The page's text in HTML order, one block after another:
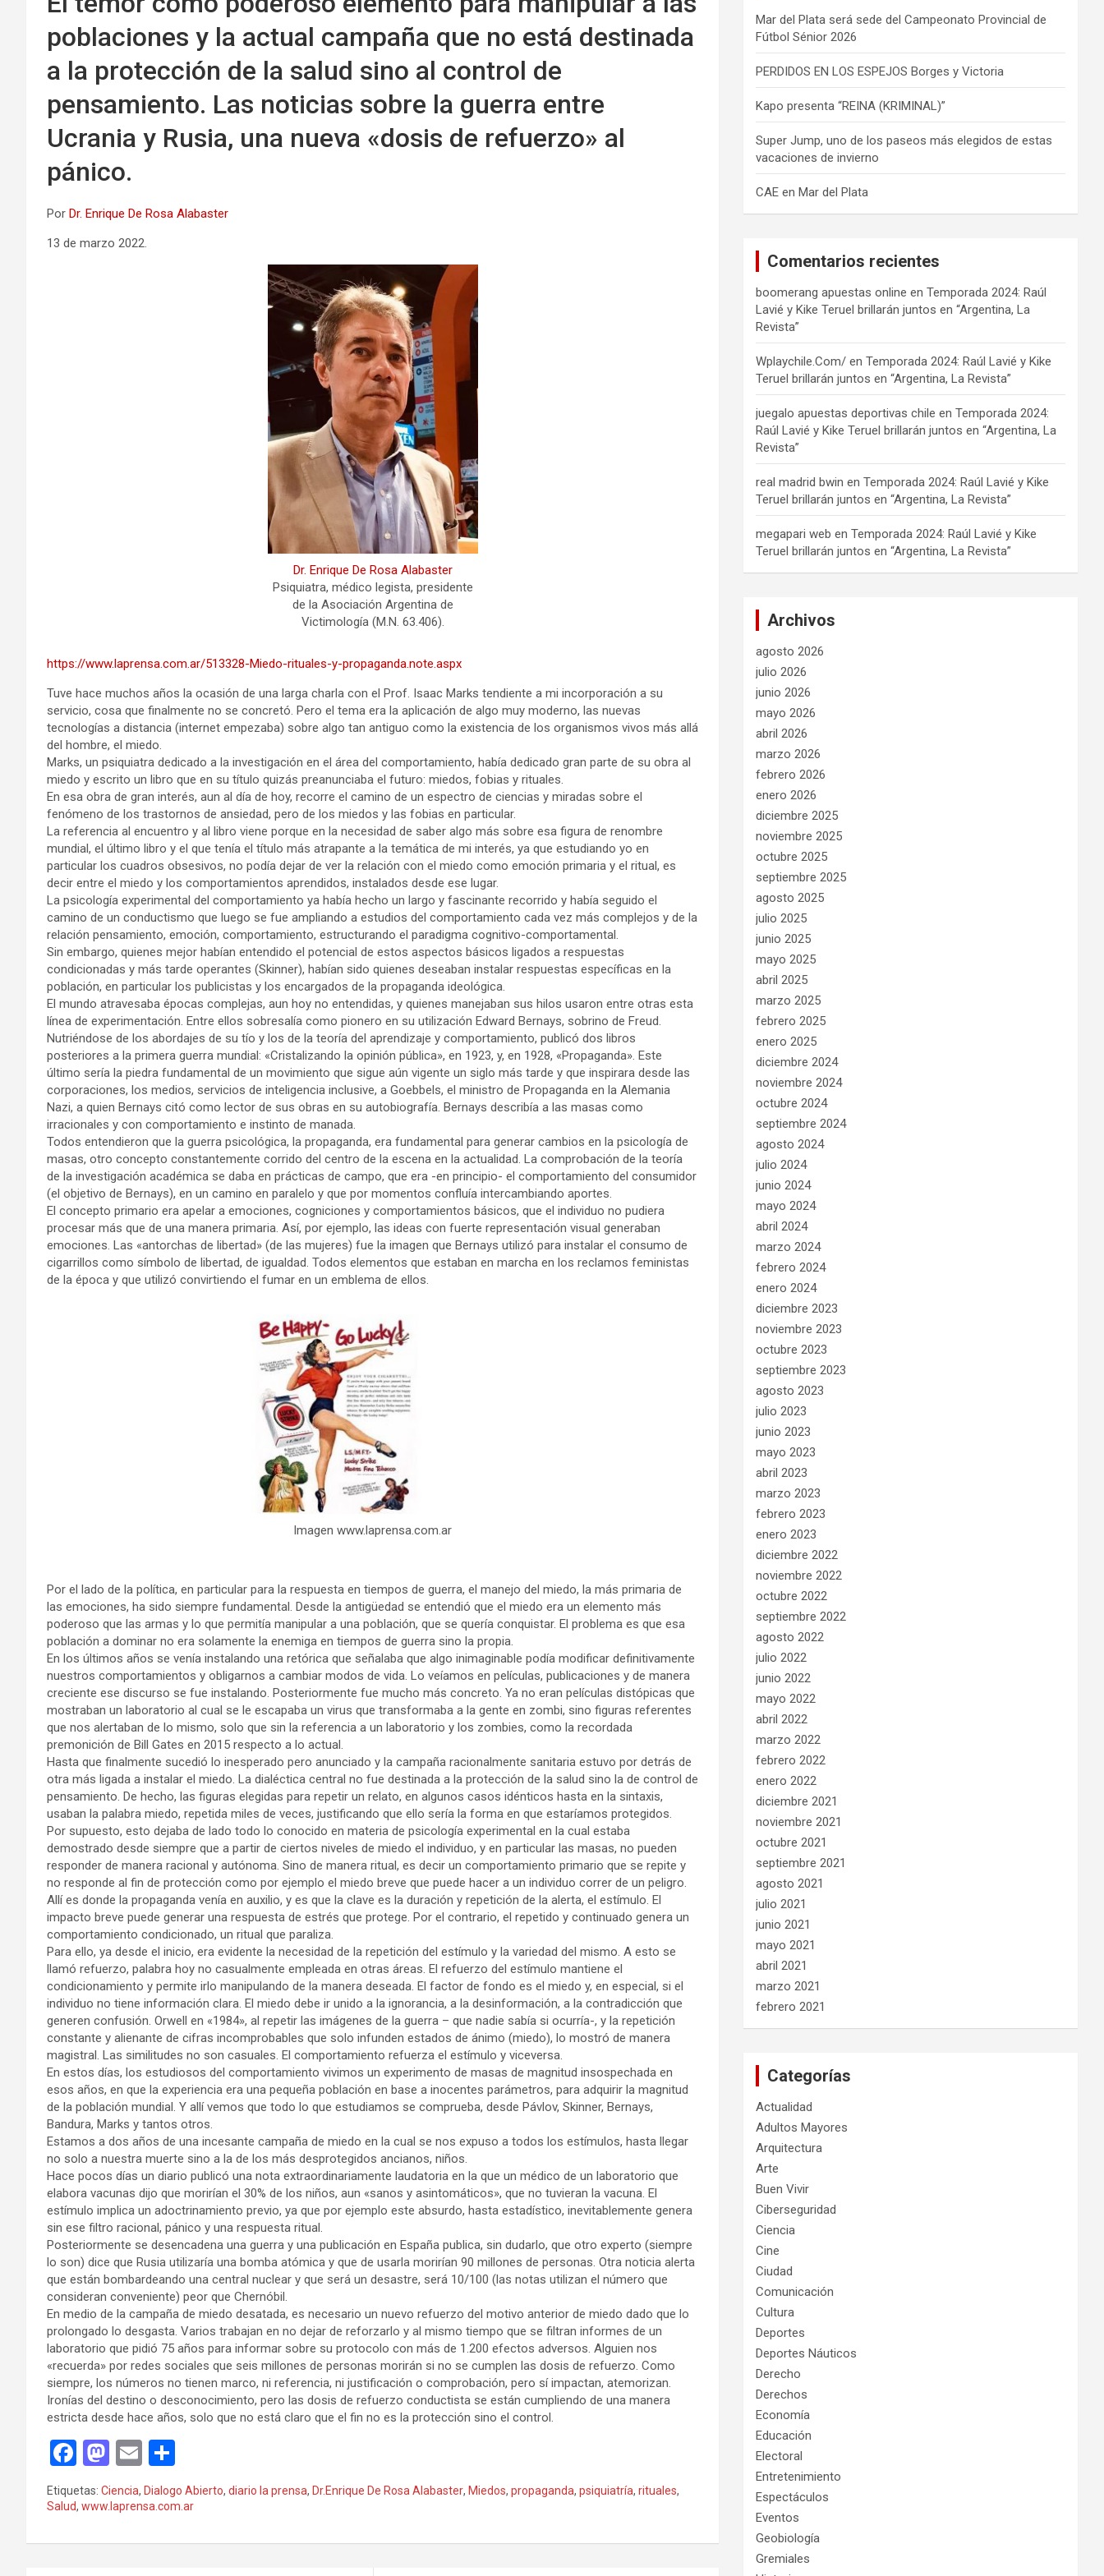
poblaciones y la actual campaña que no está destinada
a la protección de la salud sino al control de
pensamiento. Las noticias sobre la guerra entre
Ucrania y Rusia, una nueva «dosis de refuerzo» al
pánico.
Por Dr. Enrique De Rosa Alabaster
13 de marzo 2022.
Dr. Enrique De Rosa Alabaster
Psiquiatra, médico legista, presidente
de la Asociación Argentina de
Victimología (M.N. 63.406).
https://www.laprensa.com.ar/513328-Miedo-rituales-y-propaganda.note.aspx
Tuve hace muchos años la ocasión de una larga charla con el Prof. Isaac Marks tendiente a mi incorporación a su
servicio, cosa que finalmente no se concretó. Pero el tema era la aplicación de algo muy moderno, las nuevas
tecnologías a distancia (internet empezaba) sobre algo tan antiguo como la existencia de los organismos vivos más allá
del hombre, el miedo.
Marks, un psiquiatra dedicado a la investigación en el área del comportamiento, había dedicado gran parte de su obra al
miedo y escrito un libro que en su título quizás preanunciaba el futuro: miedos, fobias y rituales.
En esa obra de gran interés, aun al día de hoy, recorre el camino de un espectro de ciencias y miradas sobre el
fenómeno de los trastornos de ansiedad, pero de los miedos y las fobias en particular.
La referencia al encuentro y al libro viene porque en la necesidad de saber algo más sobre esa figura de renombre
mundial, el último libro y el que tenía el título más atrapante a la temática de mi interés, ya que estudiando yo en
particular los cuadros obsesivos, no podía dejar de ver la relación con el miedo como emoción primaria y el ritual, es
decir entre el miedo y los comportamientos aprendidos, instalados desde ese lugar.
La psicología experimental del comportamiento ya había hecho un largo y fascinante recorrido y había seguido el
camino de un conductismo que luego se fue ampliando a estudios del comportamiento cada vez más complejos y de la
relación pensamiento, emoción, comportamiento, estructurando el paradigma cognitivo-comportamental.
Sin embargo, quienes mejor habían entendido el potencial de estos aspectos básicos ligados a respuestas
condicionadas y más tarde operantes (Skinner), habían sido quienes deseaban instalar respuestas específicas en la
población, en particular los publicistas y los encargados de la propaganda ideológica.
El mundo atravesaba épocas complejas, aun hoy no entendidas, y quienes manejaban sus hilos usaron entre otras esta
línea de experimentación. Entre ellos sobresalía como pionero en su utilización Edward Bernays, sobrino de Freud.
Nutriéndose de los abordajes de su tío y los de la teoría del aprendizaje y comportamiento, publicó dos libros
posteriores a la primera guerra mundial: «Cristalizando la opinión pública», en 1923, y, en 1928, «Propaganda». Este
último sería la piedra fundamental de un movimiento que sigue aún vigente un siglo más tarde y que inspirara desde las
corporaciones, los medios, servicios de inteligencia inclusive, a Goebbels, el ministro de Propaganda en la Alemania
Nazi, a quien Bernays citó como lector de sus obras en su autobiografía. Bernays describía a las masas como
irracionales y con comportamiento e instinto de manada.
Todos entendieron que la guerra psicológica, la propaganda, era fundamental para generar cambios en la psicología de
masas, otro concepto constantemente corrido del centro de la escena en la actualidad. La comprobación de la teoría
de la investigación académica se daba en prácticas de campo, que era -en principio- el comportamiento del consumidor
(el objetivo de Bernays), en un camino en paralelo y que por momentos confluía intercambiando aportes.
El concepto primario era apelar a emociones, cogniciones y comportamientos básicos, que el individuo no pudiera
procesar más que de una manera primaria. Así, por ejemplo, las ideas con fuerte representación visual generaban
emociones. Las «antorchas de libertad» (de las mujeres) fue la imagen que Bernays utilizó para instalar el consumo de
cigarrillos como símbolo de libertad, de igualdad. Todos elementos que estaban en marcha en los reclamos feministas
de la época y que utilizó convirtiendo el fumar en un emblema de ellos.
Imagen www.laprensa.com.ar
Por el lado de la política, en particular para la respuesta en tiempos de guerra, el manejo del miedo, la más primaria de
las emociones, ha sido siempre fundamental. Desde la antigüedad se entendió que el miedo era un elemento más
poderoso que las armas y lo que permitía manipular a una población, que se quería conquistar. El problema es que esa
población a dominar no era solamente la enemiga en tiempos de guerra sino la propia.
En los últimos años se venía instalando una retórica que señalaba que algo inimaginable podía modificar definitivamente
nuestros comportamientos y obligarnos a cambiar modos de vida. Lo veíamos en películas, publicaciones y de manera
creciente ese discurso se fue instalando. Posteriormente fue mucho más concreto. Ya no eran películas distópicas que
mostraban un laboratorio al cual se le escapaba un virus que transformaba a la gente en zombi, sino figuras referentes
que nos alertaban de lo mismo, solo que sin la referencia a un laboratorio y los zombies, como la recordada
premonición de Bill Gates en 2015 respecto a lo actual.
Hasta que finalmente sucedió lo inesperado pero anunciado y la campaña racionalmente sanitaria estuvo por detrás de
otra más ligada a instalar el miedo. La dialéctica central no fue destinada a la protección de la salud sino la de control de
pensamiento. De hecho, las figuras elegidas para repetir un relato, en algunos casos idénticos hasta en la sintaxis,
usaban la palabra miedo, repetida miles de veces, justificando que ello sería la forma en que estaríamos protegidos.
Por supuesto, esto dejaba de lado todo lo conocido en materia de psicología experimental en la cual estaba
demostrado desde siempre que a partir de ciertos niveles de miedo el individuo, y en particular las masas, no pueden
responder de manera racional y autónoma. Sino de manera ritual, es decir un comportamiento primario que se repite y
no responde al fin de protección como por ejemplo el miedo breve que puede hacer a un individuo correr de un peligro.
Allí es donde la propaganda venía en auxilio, y es que la clave es la duración y repetición de la alerta, el estímulo. El
impacto breve puede generar una respuesta de estrés que protege. Por el contrario, el repetido y continuado genera un
comportamiento condicionado, un ritual que paraliza.
Para ello, ya desde el inicio, era evidente la necesidad de la repetición del estímulo y la variedad del mismo. A esto se
llamó refuerzo, palabra hoy no casualmente empleada en otras áreas. El refuerzo del estímulo mantiene el
condicionamiento y permite irlo manipulando de la manera deseada. El factor de fondo es el miedo y, en especial, si el
individuo no tiene información clara. El miedo debe ir unido a la ignorancia, a la desinformación, a la contradicción que
generen confusión. Orwell en «1984», al repetir las imágenes de la guerra – que nadie sabía si ocurría-, y la repetición
constante y alienante de cifras incomprobables que solo infunden estados de ánimo (miedo), lo mostró de manera
magistral. Las similitudes no son casuales. El comportamiento refuerza el estímulo y viceversa.
En estos días, los estudiosos del comportamiento vivimos un experimento de masas de magnitud insospechada en
esos años, en que la experiencia era una pequeña población en base a inocentes parámetros, para adquirir la magnitud
de la población mundial. Y allí vemos que todo lo que estudiamos se comprueba, desde Pávlov, Skinner, Bernays,
Bandura, Marks y tantos otros.
Estamos a dos años de una incesante campaña de miedo en la cual se nos expuso a todos los estímulos, hasta llegar
no solo a nuestra muerte sino a la de los más desprotegidos ancianos, niños.
Hace pocos días un diario publicó una nota extraordinariamente laudatoria en la que un médico de un laboratorio que
elabora vacunas dijo que morirían el 30% de los niños, aun «sanos y asintomáticos», que no tuvieran la vacuna. El
estímulo implica un adoctrinamiento previo, ya que por ejemplo este absurdo, hasta estadístico, inevitablemente genera
sin ese filtro racional, pánico y una respuesta ritual.
Posteriormente se desencadena una guerra y una publicación en España publica, sin dudarlo, que otro experto (siempre
lo son) dice que Rusia utilizaría una bomba atómica y que de usarla morirían 90 millones de personas. Otra noticia alerta
que están bombardeando una central nuclear y que será un desastre, será 10/100 (las notas utilizan el número que
consideran conveniente) peor que Chernóbil.
En medio de la campaña de miedo desatada, es necesario un nuevo refuerzo del motivo anterior de miedo dado que lo
prolongado lo desgasta. Varios trabajan en no dejar de reforzarlo y al mismo tiempo que se filtran informes de un
laboratorio que pidió 75 años para informar sobre su protocolo con más de 1.200 efectos adversos. Alguien nos
«recuerda» por redes sociales que seis millones de personas morirán si no se cumplen las dosis de refuerzo. Como
siempre, los números no tienen marco, ni referencia, ni justificación o comprobación, pero sí impactan, atemorizan.
Ironías del destino o desconocimiento, pero las dosis de refuerzo conductista se están cumpliendo de una manera
estricta desde hace años, solo que no está claro que el fin no es la protección sino el control.
F
a
ce
M
a
st
E
m
ail
o
m
Etiquetas: Ciencia, Dialogo Abierto, diario la prensa, Dr.Enrique De Rosa Alabaster, Miedos, propaganda, psiquiatría, rituales,
Salud, www.laprensa.com.ar
Mar del Plata será sede del Campeonato Provincial de
Fútbol Sénior 2026
PERDIDOS EN LOS ESPEJOS Borges y Victoria
Kapo presenta “REINA (KRIMINAL)”
Super Jump, uno de los paseos más elegidos de estas
vacaciones de invierno
CAE en Mar del Plata
Comentarios recientes
boomerang apuestas online enTemporada 2024: Raúl
Lavié y Kike Teruel brillarán juntos en “Argentina, La
Revista”
Wplaychile.Com/ enTemporada 2024: Raúl Lavié y Kike
Teruel brillarán juntos en “Argentina, La Revista”
juegalo apuestas deportivas chile enTemporada 2024:
Raúl Lavié y Kike Teruel brillarán juntos en “Argentina, La
Revista”
real madrid bwin enTemporada 2024: Raúl Lavié y Kike
Teruel brillarán juntos en “Argentina, La Revista”
megapari web enTemporada 2024: Raúl Lavié y Kike
Teruel brillarán juntos en “Argentina, La Revista”
Archivos
agosto 2026
julio 2026
junio 2026
mayo 2026
abril 2026
marzo 2026
febrero 2026
enero 2026
diciembre 2025
noviembre 2025
octubre 2025
septiembre 2025
agosto 2025
julio 2025
junio 2025
mayo 2025
abril 2025
marzo 2025
febrero 2025
enero 2025
diciembre 2024
noviembre 2024
octubre 2024
septiembre 2024
agosto 2024
julio 2024
junio 2024
mayo 2024
abril 2024
marzo 2024
febrero 2024
enero 2024
diciembre 2023
noviembre 2023
octubre 2023
septiembre 2023
agosto 2023
julio 2023
junio 2023
mayo 2023
abril 2023
marzo 2023
febrero 2023
enero 2023
diciembre 2022
noviembre 2022
octubre 2022
septiembre 2022
agosto 2022
julio 2022
junio 2022
mayo 2022
abril 2022
marzo 2022
febrero 2022
enero 2022
diciembre 2021
noviembre 2021
octubre 2021
septiembre 2021
agosto 2021
julio 2021
junio 2021
mayo 2021
abril 2021
marzo 2021
febrero 2021
Categorías
Actualidad
Adultos Mayores
Arquitectura
Arte
Buen Vivir
Ciberseguridad
Ciencia
Cine
Ciudad
Comunicación
Cultura
Deportes
Deportes Náuticos
Derecho
Derechos
Economía
Educación
Electoral
Entretenimiento
Espectáculos
Eventos
Geobiología
Gremiales